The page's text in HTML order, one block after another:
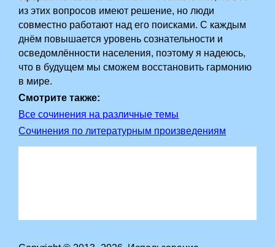
из этих вопросов имеют решение, но люди
совместно работают над его поисками. С каждым
днём повышается уровень сознательности и
осведомлённости населения, поэтому я надеюсь,
что в будущем мы сможем восстановить гармонию
в мире.
Смотрите также:
Все сочинения на различные темы
Сочинения по литературным произведениям